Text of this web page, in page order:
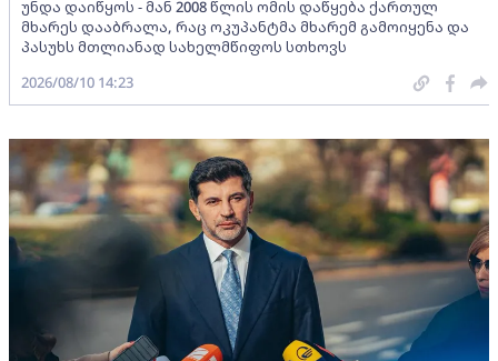
უნდა დაიწყოს - მან 2008 წლის ომის დაწყება ქართულ
მხარეს დააბრალა, რაც ოკუპანტმა მხარემ გამოიყენა და
პასუხს მთლიანად სახელმწიფოს სთხოვს
2026/08/10 14:23